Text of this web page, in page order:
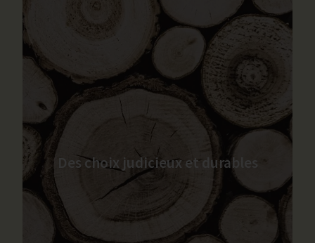
Des choix judicieux et durables